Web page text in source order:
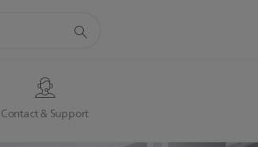
Contact & Support